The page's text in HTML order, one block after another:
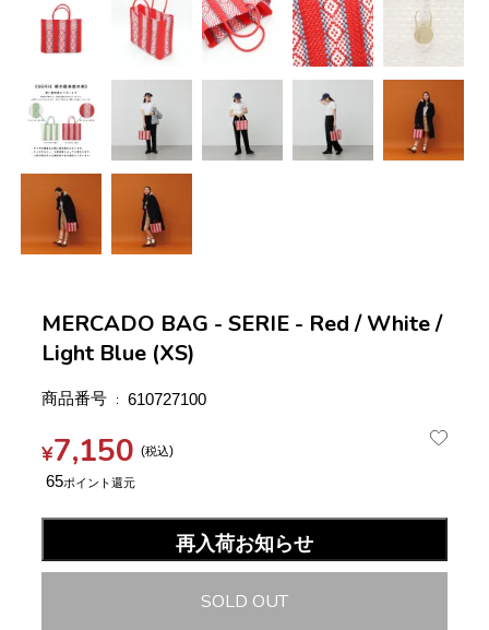
MERCADO BAG - SERIE - Red / White /
Light Blue (XS)
商品番号 610727100
¥7,150 税込
65
再入荷お知らせ
SOLD OUT